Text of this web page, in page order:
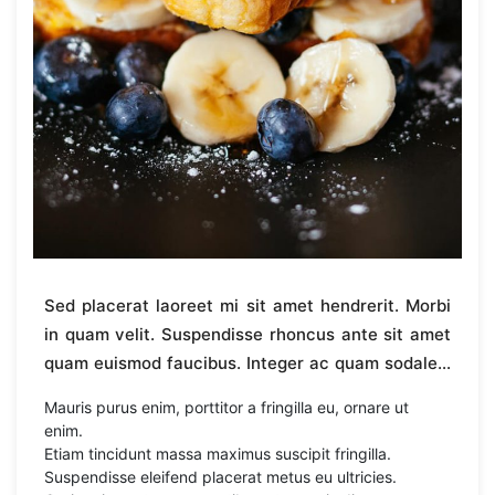
Sed placerat laoreet mi sit amet hendrerit. Morbi
in quam velit. Suspendisse rhoncus ante sit amet
quam euismod faucibus. Integer ac quam sodales,
id cursus mi. Quisque vulputate lorem eros, quis
elementum ante eleifend non. Morbi eleifend
egestas mi quis sagittis. Nulla sodales ullamcorper
Mauris purus enim, porttitor a fringilla eu, ornare ut
enim.
Etiam tincidunt massa maximus suscipit fringilla.
Suspendisse eleifend placerat metus eu ultricies.